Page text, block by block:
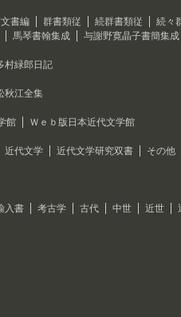
書編 群書類従 続群書類従
続々
馬琴書翰集成
与謝野寛晶子書簡集成
村緑郎日記
秋江全集
館
Ｗｅｂ版日本近代文学館
近代文学 近代文学研究双書
その他
入書 考古学 古代 中世 近世